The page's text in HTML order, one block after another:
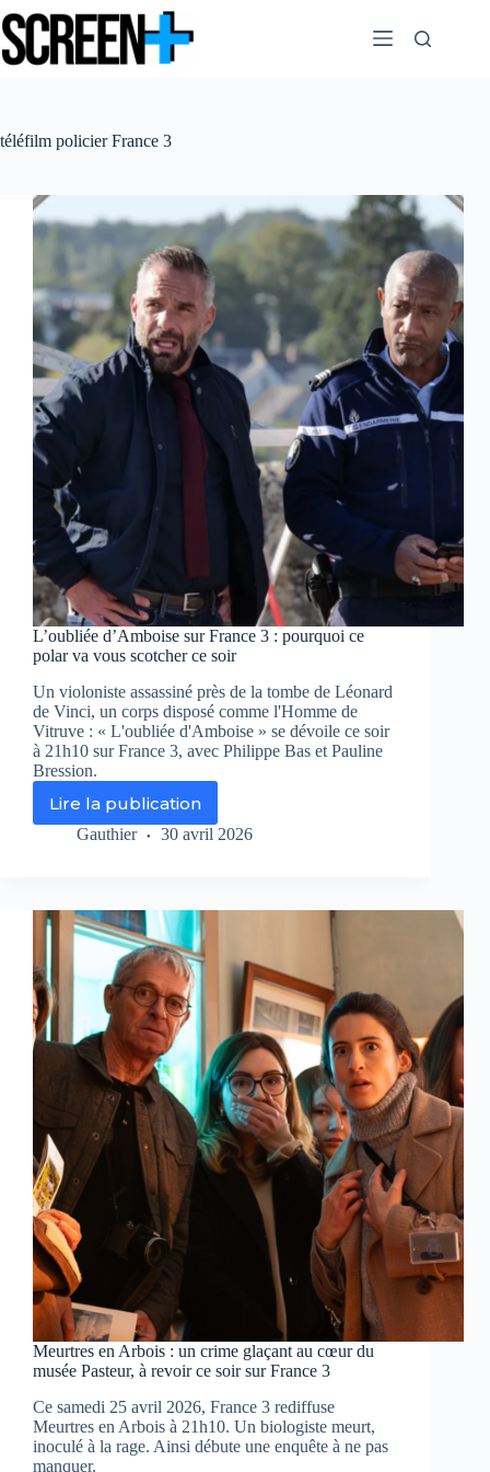
au
contenu
téléfilm policier France 3
L’oubliée d’Amboise sur France 3 : pourquoi ce
polar va vous scotcher ce soir
Un violoniste assassiné près de la tombe de Léonard
de Vinci, un corps disposé comme l'Homme de
Vitruve : « L'oubliée d'Amboise » se dévoile ce soir
à 21h10 sur France 3, avec Philippe Bas et Pauline
Bression.
Lire la publication
L’oubliée
d’Amboise
:
pourquoi
ce
polar
va
vous
scotcher
ce
soir
Gauthier 30 avril 2026
Meurtres en Arbois : un crime glaçant au cœur du
musée Pasteur, à revoir ce soir sur France 3
Ce samedi 25 avril 2026, France 3 rediffuse
Meurtres en Arbois à 21h10. Un biologiste meurt,
inoculé à la rage. Ainsi débute une enquête à ne pas
manquer.